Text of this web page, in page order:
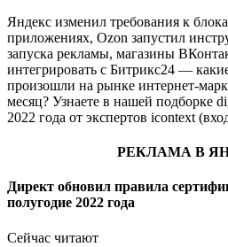
Яндекс изменил требования к
приложениях, Ozon запустил
запуска рекламы, магазины
интегрировать с Битрикс24 —
произошли на рынке интернет-
месяц? Узнаете в нашей подборке
2022 года от экспертов icontext
РЕКЛАМА В
Директ обновил правила
полугодие 2022 года
Сейчас читают